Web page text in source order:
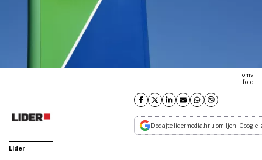
omv
foto
Lider
Dodajte lidermedia.hr u omiljeni Google